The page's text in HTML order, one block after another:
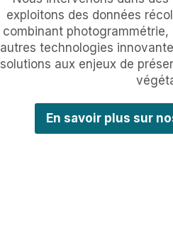
exploitons des données
combinant
autres technologies
solutions aux enjeux de
En savoir plus sur